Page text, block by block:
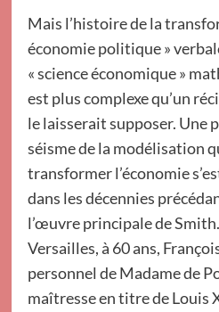
Mais l’histoire de la
économie politique »
« science économique »
est plus complexe qu’un
le laisserait supposer. Une
séisme de la modélisation
transformer l’économie
dans les décennies
l’œuvre principale de
Versailles, à 60 ans,
personnel de Madame de
maîtresse en titre de Louis